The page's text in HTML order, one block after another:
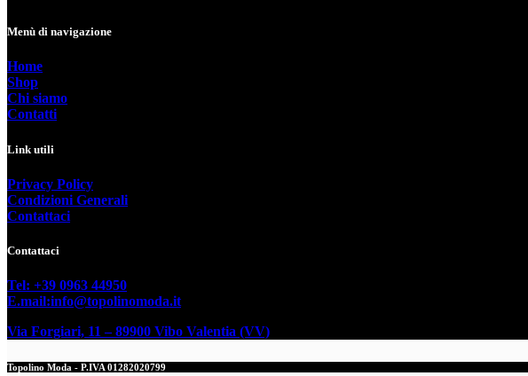
possono
Menù di navigazione
Home
Shop
Chi siamo
Contatti
Link utili
Privacy Policy
Condizioni Generali
Contattaci
Contattaci
Tel: +39 0963 44950
E.mail:info@topolinomoda.it
Via Forgiari, 11 – 89900 Vibo Valentia (VV)
Topolino Moda - P.IVA 01282020799